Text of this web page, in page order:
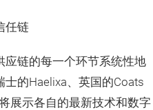
任链
应链的每一个环节系统性地
的Haelixa、英国的Coats
展示各自的最新技术和数字